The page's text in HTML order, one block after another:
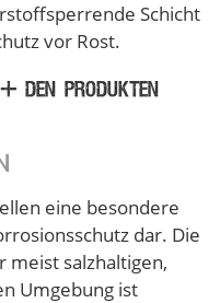
Schicht
vor Rost.
DEN PRODUKTEN
eine besondere
dar. Die
meist salzhaltigen,
Umgebung ist